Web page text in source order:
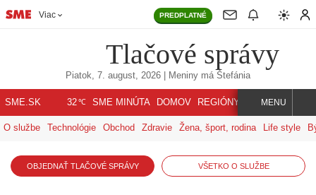
Viac PREDPLATNÉ
Tlačové správy
Piatok, 7. august, 2026 | Meniny má Štefánia
SME.SK 32℃ SME MINÚTA DOMOV REGIÓNY INDEX SVET
MENU
O službe Technológie Obchod Zdravie Žena, šport, rodina Life style
OBJEDNAŤ TLAČOVÉ SPRÁVY VŠETKO O SLUŽBE